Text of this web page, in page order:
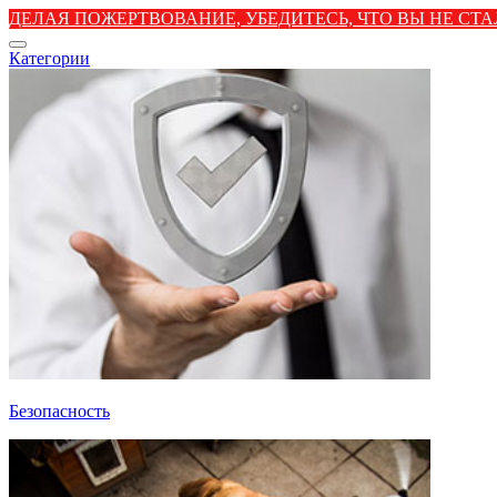
ДЕЛАЯ ПОЖЕРТВОВАНИЕ, УБЕДИТЕСЬ, ЧТО ВЫ НЕ
Категории
Безопасность